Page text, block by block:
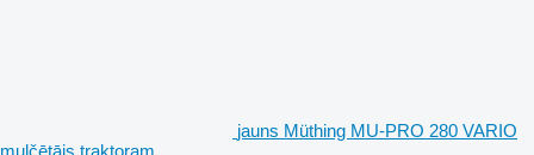
jauns Müthing MU-PRO 280 VARIO
mulčētājs traktoram